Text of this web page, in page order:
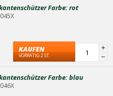
Stück mit Unterklebung
Farbe: rot
KAUFEN
VORRÄTIG 2 ST.
Farbe: blau